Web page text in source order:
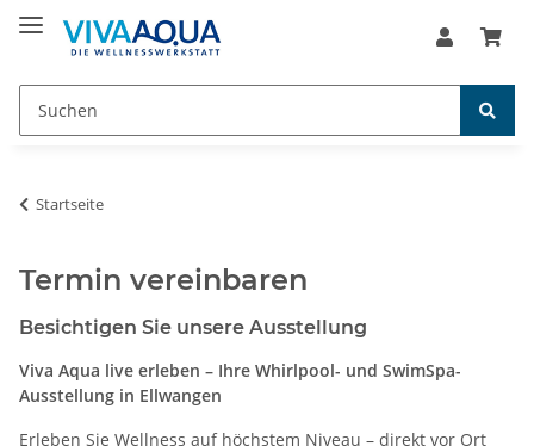
Startseite
Termin vereinbaren
Besichtigen Sie unsere Ausstellung
Viva Aqua live erleben – Ihre Whirlpool- und SwimSpa-
Ausstellung in Ellwangen
Erleben Sie Wellness auf höchstem Niveau – direkt vor Ort